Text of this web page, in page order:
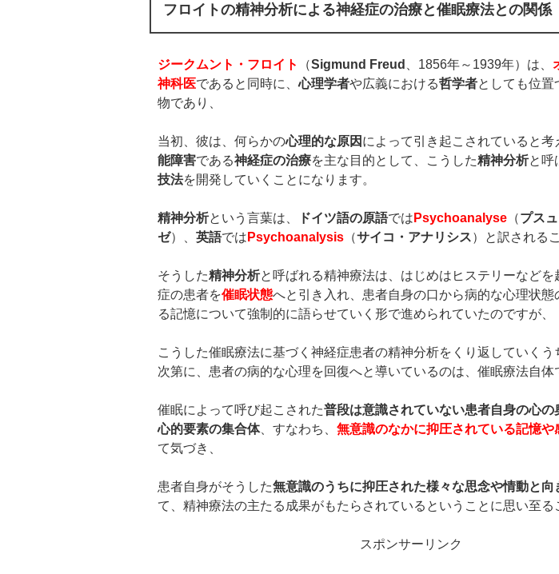
フロイトの精神分析による神経症の治療と催眠療法との関係
ジークムント・フロイト （Sigmund Freud 、1856年～1939年）は、
神科医であると同時に、心理学者や広義における哲学者としても位置
物であり、
当初、彼は、何らかの心理的な原因 によって引き起こされていると考
能障害である神経症の治療を主な目的として、こうした精神分析と呼
技法を開発していくことになります。
精神分析という言葉は、 ドイツ語の原語では Psychoanalyse （プス
ゼ）、 英語では Psychoanalysis （サイコ・アナリシス）と訳される
そうした精神分析と呼ばれる精神療法は、はじめはヒステリーなどを
症の患者を催眠状態へと引き入れ、患者自身の口から病的な心理状態
る記憶について強制的に語らせていく形で進められていたのですが、
こうした催眠療法に基づく神経症患者の精神分析をくり返していくう
次第に、患者の病的な心理を回復へと導いているのは、催眠療法自体
催眠によって呼び起こされた普段は意識されていない患者自身の心の
心的要素の集合体、すなわち、 無意識のなかに抑圧されている記憶や
て気づき、
患者自身がそうした無意識のうちに抑圧された様々な思念や情動と向
て、精神療法の主たる成果がもたらされているということに思い至る
スポンサーリンク